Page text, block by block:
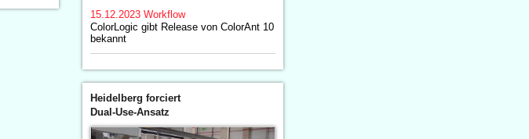
15.12.2023 Workflow
ColorLogic gibt Release von ColorAnt 10
bekannt
Heidelberg forciert
Dual-Use-Ansatz